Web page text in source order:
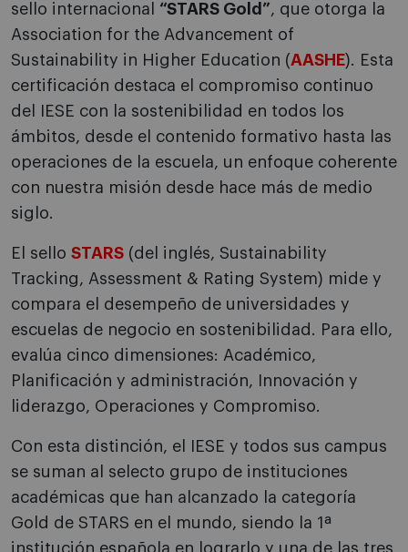
sello internacional “STARS Gold”, que otorga la
Association for the Advancement of
Sustainability in Higher Education (AASHE). Esta
certificación destaca el compromiso continuo
del IESE con la sostenibilidad en todos los
ámbitos, desde el contenido formativo hasta las
operaciones de la escuela, un enfoque coherente
con nuestra misión desde hace más de medio
siglo.
El sello STARS (del inglés, Sustainability
Tracking, Assessment & Rating System) mide y
compara el desempeño de universidades y
escuelas de negocio en sostenibilidad. Para ello,
evalúa cinco dimensiones: Académico,
Planificación y administración, Innovación y
liderazgo, Operaciones y Compromiso.
Con esta distinción, el IESE y todos sus campus
se suman al selecto grupo de instituciones
académicas que han alcanzado la categoría
Gold de STARS en el mundo, siendo la 1ª
institución española en lograrlo y una de las tres